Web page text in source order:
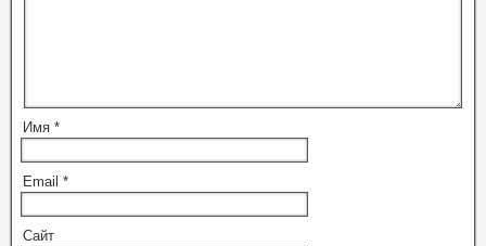
Имя *
Email *
Сайт